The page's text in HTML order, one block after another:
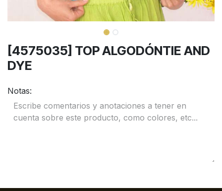
[4575035] TOP ALGODÓNTIE AND
DYE
Notas: